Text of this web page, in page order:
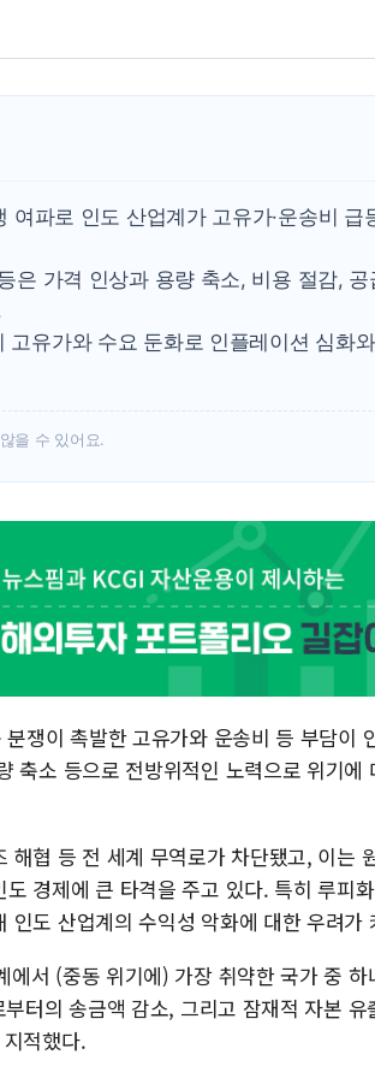
빚
성
우
[종
여파로 인도 산업계가 고유가·운송비 급
은 가격 인상과 용량 축소, 비용 절감,
고유가와 수요 둔화로 인플레이션 심화
을 수 있어요.
쟁이 촉발한 고유가와 운송비 등 부담이
축소 등으로 전방위적인 노력으로 위기에
해협 등 전 세계 무역로가 차단됐고, 이는
경제에 큰 타격을 주고 있다. 특히 루피
인도 산업계의 수익성 악화에 대한 우려가
에서 (중동 위기에) 가장 취약한 국가 중
터의 송금액 감소, 그리고 잠재적 자본
적했다.